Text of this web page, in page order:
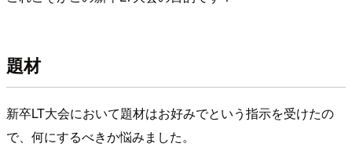
題材
新卒LT大会において題材はお好みでという指示を受けたの
で、何にするべきか悩みました。